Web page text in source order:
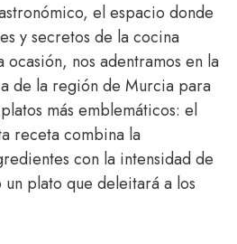
el espacio donde
y secretos de la cocina
ocasión, nos adentramos en la
de la región de Murcia para
más emblemáticos: el
receta combina la
con la intensidad de
plato que deleitará a los